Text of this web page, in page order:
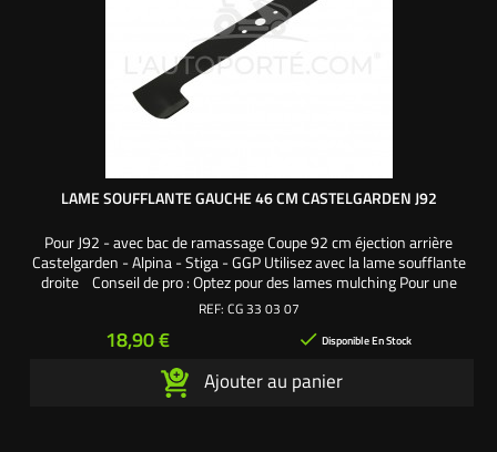
LAME SOUFFLANTE GAUCHE 46 CM CASTELGARDEN J92
Pour J92 - avec bac de ramassage Coupe 92 cm éjection arrière
Castelgarden - Alpina - Stiga - GGP Utilisez avec la lame soufflante
droite Conseil de pro : Optez pour des lames mulching Pour une
meilleure tonte plus propre de votre gazon, remplacez vos anciennes
obturateur. Les lames mulching ont...
REF: CG 33 03 07
Prix
18,90 €  Disponible En Stock
Ajouter au panier